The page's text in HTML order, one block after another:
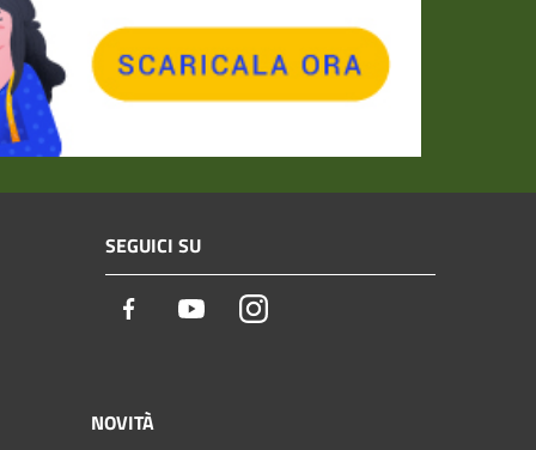
SEGUICI SU
Facebook YoutubeInstagram
NOVITÀ